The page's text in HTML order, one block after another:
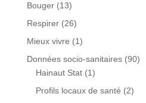
Bouger (13)
Respirer (26)
Mieux vivre (1)
Données socio-sanitaires (90)
Hainaut Stat (1)
Profils locaux de santé (2)